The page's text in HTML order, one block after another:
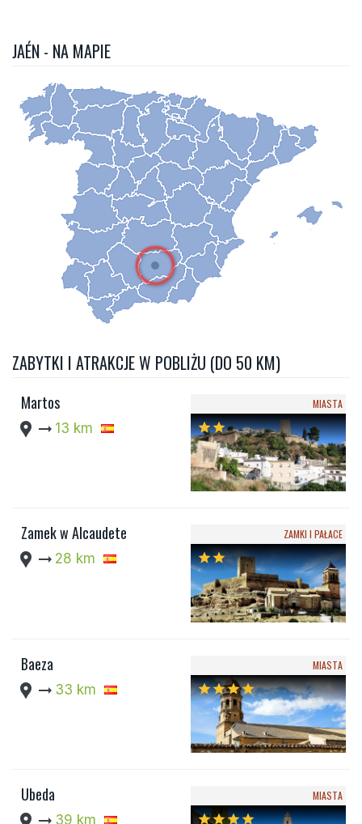
JAÉN - NA MAPIE
ZABYTKI I ATRAKCJE W POBLIŻU (DO 50 KM)
Martos
location_pin arrow_right_alt 13 km
MIASTA
starstar
Zamek w Alcaudete
location_pin arrow_right_alt 28 km
ZAMKI I PAŁACE
starstar
Baeza
location_pin arrow_right_alt 33 km
MIASTA
starstarstarstar
Ubeda
39 km
MIASTA
starstarstarstar